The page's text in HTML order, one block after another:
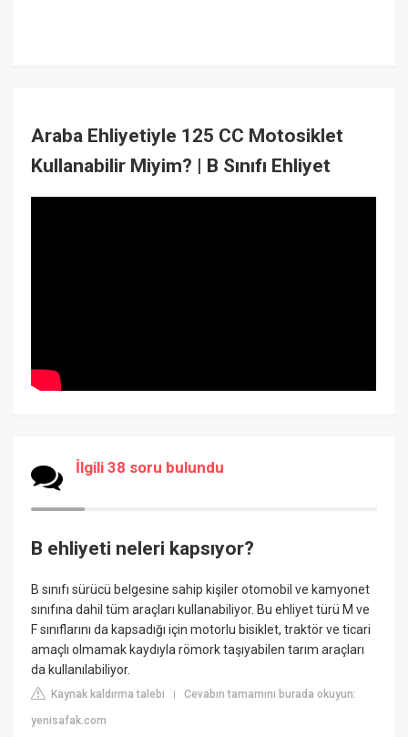
Araba Ehliyetiyle 125 CC Motosiklet
Kullanabilir Miyim? | B Sınıfı Ehliyet
İlgili 38 soru bulundu
B ehliyeti neleri kapsıyor?
B sınıfı sürücü belgesine sahip kişiler otomobil ve kamyonet
sınıfına dahil tüm araçları kullanabiliyor. Bu ehliyet türü M ve
F sınıflarını da kapsadığı için motorlu bisiklet, traktör ve ticari
amaçlı olmamak kaydıyla römork taşıyabilen tarım araçları
da kullanılabiliyor.
Kaynak kaldırma talebi |Cevabın tamamını burada okuyun:
yenisafak.com